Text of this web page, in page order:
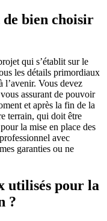
bien choisir
qui s’établit sur le
les détails primordiaux
l’avenir. Vous devez
assurant de pouvoir
et après la fin de la
terrain, qui doit être
la mise en place des
avec
garanties ou ne
utilisés pour la
?